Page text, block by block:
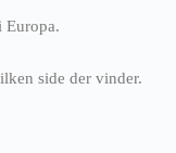
Europa.
side der vinder.